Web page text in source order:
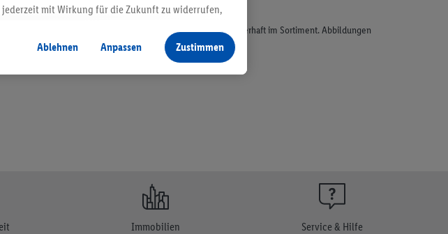
Produkte, vor allem NonFood-Produkte, sind nicht alle dauerhaft im Sortiment. Abbildungen
Immobilien Service & Hilfe
mit Wirkung für die Zukunft zu widerrufen,
Ablehnen
Anpassen Zustimmen